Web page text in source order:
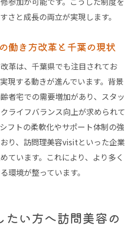
さと成長の両立が実現します。
働き方改革と千葉の現状
革は、千葉県でも注目されてお
現する動きが進んでいます。背景
者宅での需要増加があり、スタッ
ライフバランス向上が求められて
フトの柔軟化やサポート体制の強
り、訪問理美容visitといった企業
ています。これにより、より多く
環境が整っています。
たい方へ訪問美容の